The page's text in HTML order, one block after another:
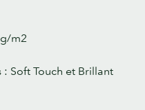
m2
Soft Touch et Brillant